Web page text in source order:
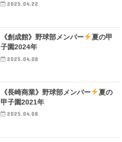
2025.04.22
《創成館》野球部メンバー
夏の甲
子園2024年
2025.04.08
《長崎商業》野球部メンバー
夏の
甲子園2021年
2025.04.08